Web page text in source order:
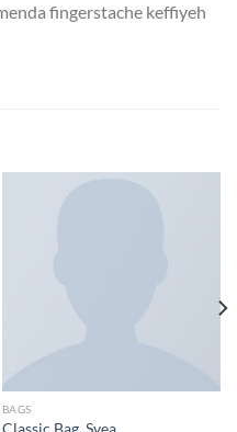
fingerstache keffiyeh
BAGS
Classic Bag, Svea